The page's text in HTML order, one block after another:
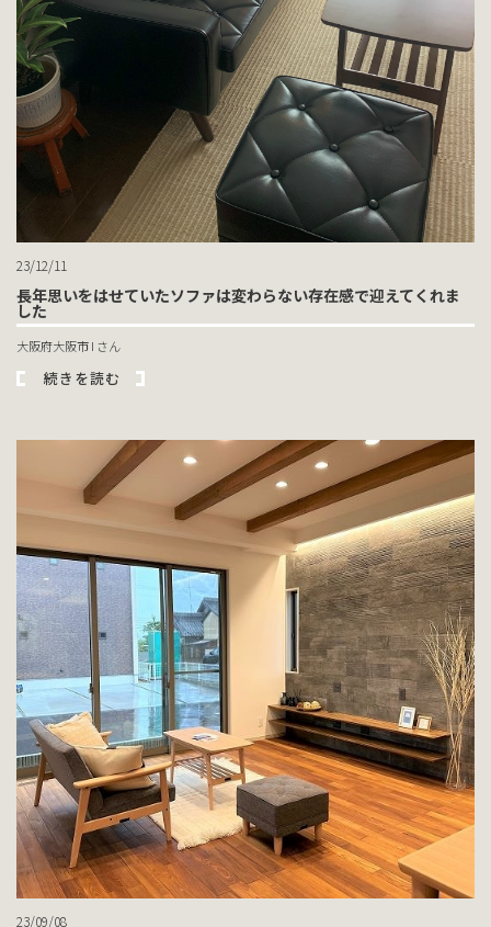
23/12/11
長年思いをはせていたソファは変わらない存在感で迎えてくれま
した
大阪府大阪市 I さん
続きを読む
23/09/08